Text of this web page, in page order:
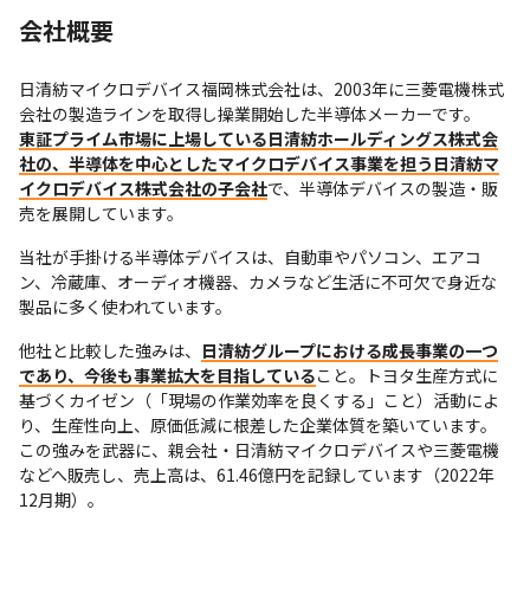
会社概要
日清紡マイクロデバイス福岡株式会社は、2003年に三菱電機株式
東証プライム市場に上場している日清紡ホールディングス株式会
社の、半導体を中心としたマイクロデバイス事業を担う日清紡マ
イクロデバイス株式会社の子会社で、半導体デバイスの製造・販
売を展開しています。
当社が手掛ける半導体デバイスは、自動車やパソコン、エアコ
ン、冷蔵庫、オーディオ機器、カメラなど生活に不可欠で身近な
製品に多く使われています。
他社と比較した強みは、 日清紡グループにおける成長事業の一つ
であり、今後も事業拡大を目指していること。トヨタ生産方式に
基づくカイゼン（「現場の作業効率を良くする」こと）活動によ
り、生産性向上、原価低減に根差した企業体質を築いています。
この強みを武器に、親会社・日清紡マイクロデバイスや三菱電機
などへ販売し、売上高は、61.46億円を記録しています（2022年
12月期）。